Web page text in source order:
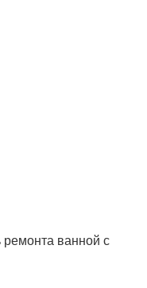
ванной с